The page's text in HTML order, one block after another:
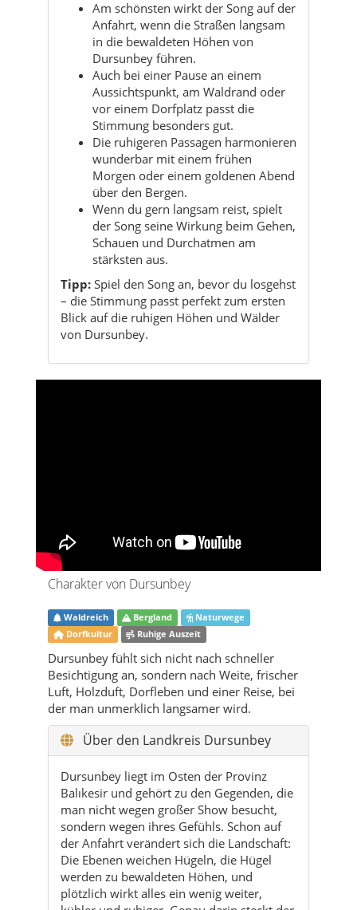
Am schönsten wirkt der Song auf der
Anfahrt, wenn die Straßen langsam
in die bewaldeten Höhen von
Dursunbey führen.
Auch bei einer Pause an einem
Aussichtspunkt, am Waldrand oder
vor einem Dorfplatz passt die
Stimmung besonders gut.
Die ruhigeren Passagen harmonieren
wunderbar mit einem frühen
Morgen oder einem goldenen Abend
über den Bergen.
Wenn du gern langsam reist, spielt
der Song seine Wirkung beim Gehen,
Schauen und Durchatmen am
stärksten aus.
Tipp: Spiel den Song an, bevor du losgehst
– die Stimmung passt perfekt zum ersten
Blick auf die ruhigen Höhen und Wälder
von Dursunbey.
Charakter von Dursunbey
Waldreich Bergland
Naturwege
Dorfkultur
Ruhige Auszeit
Dursunbey fühlt sich nicht nach schneller
Besichtigung an, sondern nach Weite, frischer
Luft, Holzduft, Dorfleben und einer Reise, bei
der man unmerklich langsamer wird.
Über den Landkreis Dursunbey
Dursunbey liegt im Osten der Provinz
Balıkesir und gehört zu den Gegenden, die
man nicht wegen großer Show besucht,
sondern wegen ihres Gefühls. Schon auf
der Anfahrt verändert sich die Landschaft:
Die Ebenen weichen Hügeln, die Hügel
werden zu bewaldeten Höhen, und
plötzlich wirkt alles ein wenig weiter,